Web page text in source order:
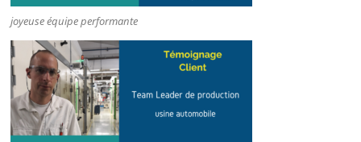
joyeuse équipe performante